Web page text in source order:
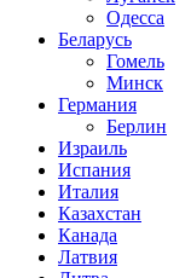
Одесса
Беларусь
Гомель
Минск
Германия
Берлин
Израиль
Испания
Италия
Казахстан
Канада
Латвия